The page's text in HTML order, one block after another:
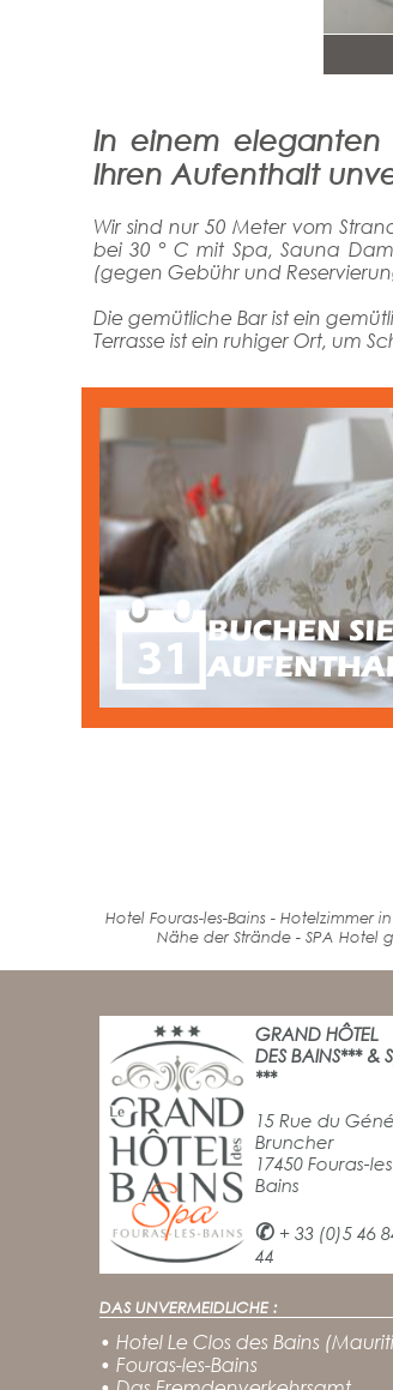
In einem eleganten
Ihren Aufenthalt
Wir sind nur 50 Meter vom
bei 30 ° C mit Spa, Sauna
(gegen Gebühr und
Die gemütliche Bar ist ein
Terrasse ist ein ruhiger Ort, um
Hotel Fouras-les-Bains -
Nähe der Strände - SPA Hotel
GRAND HÔTEL
DES BAINS*** &
***
15 Rue du
Bruncher
17450 Fouras-
Bains
✆+ 33 (0)5 46
44
DAS UNVERMEIDLICHE :
• Hotel Le Clos des Bains
• Fouras-les-Bains